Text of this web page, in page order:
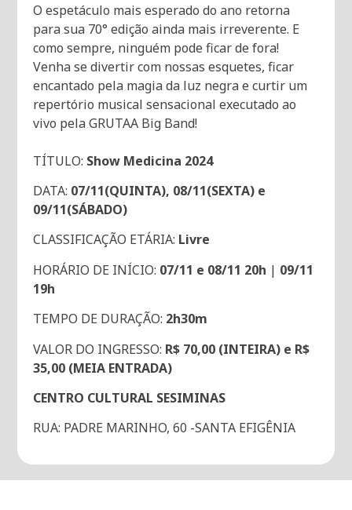
O espetáculo mais esperado do ano retorna
para sua 70° edição ainda mais irreverente. E
como sempre, ninguém pode ficar de fora!
Venha se divertir com nossas esquetes, ficar
encantado pela magia da luz negra e curtir um
repertório musical sensacional executado ao
vivo pela GRUTAA Big Band!
TÍTULO: Show Medicina 2024
DATA: 07/11(QUINTA), 08/11(SEXTA) e
09/11(SÁBADO)
CLASSIFICAÇÃO ETÁRIA: Livre
HORÁRIO DE INÍCIO: 07/11 e 08/11 20h | 09/11
19h
TEMPO DE DURAÇÃO: 2h30m
VALOR DO INGRESSO: R$ 70,00 (INTEIRA) e R$
35,00 (MEIA ENTRADA)
CENTRO CULTURAL SESIMINAS
RUA: PADRE MARINHO, 60 -SANTA EFIGÊNIA